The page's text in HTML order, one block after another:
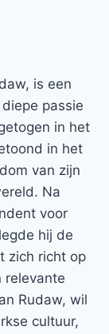
is een
passie
in het
in het
van zijn
Na
voor
hij de
zich richt op
relevante
Rudaw, wil
cultuur,